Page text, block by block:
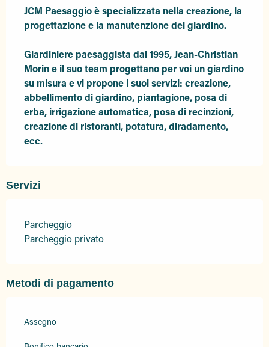
JCM Paesaggio è specializzata nella creazione, la
progettazione e la manutenzione del giardino.
Giardiniere paesaggista dal 1995, Jean-Christian
Morin e il suo team progettano per voi un giardino
su misura e vi propone i suoi servizi: creazione,
abbellimento di giardino, piantagione, posa di
erba, irrigazione automatica, posa di recinzioni,
creazione di ristoranti, potatura, diradamento,
ecc.
Servizi
Parcheggio
Parcheggio privato
Metodi di pagamento
Assegno